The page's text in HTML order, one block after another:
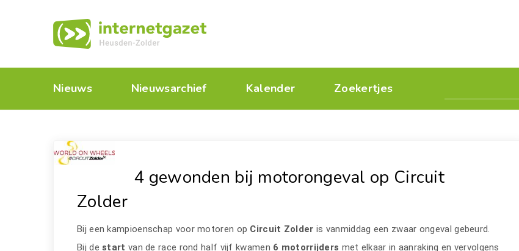
Nieuws Nieuwsarchief Kalender Zoekertjes
4 gewonden bij motorongeval op Circuit
Zolder
Bij een kampioenschap voor motoren op Circuit Zolder is vanmiddag een zwaar ongeval gebeurd.
Bij destart van de race rond half vijf kwamen 6 motorrijders met elkaar in aanraking en vervolgens